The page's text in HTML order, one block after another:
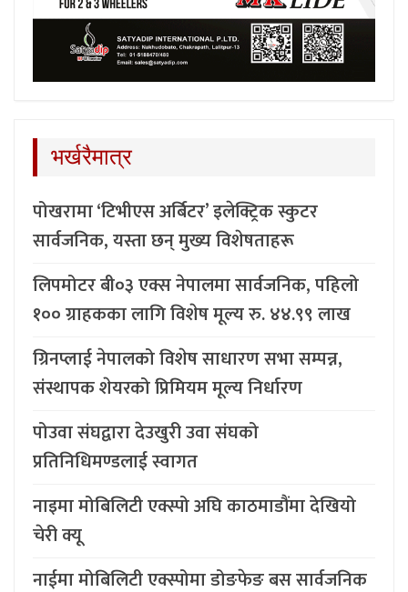
भर्खरैमात्र
पोखरामा ‘टिभीएस अर्बिटर’ इलेक्ट्रिक स्कुटर
सार्वजनिक, यस्ता छन् मुख्य विशेषताहरू
लिपमोटर बी०३ एक्स नेपालमा सार्वजनिक, पहिलो
१०० ग्राहकका लागि विशेष मूल्य रु. ४४.९९ लाख
ग्रिनप्लाई नेपालको विशेष साधारण सभा सम्पन्न,
संस्थापक शेयरको प्रिमियम मूल्य निर्धारण
पोउवा संघद्वारा देउखुरी उवा संघको
प्रतिनिधिमण्डलाई स्वागत
नाइमा मोबिलिटी एक्स्पो अघि काठमाडौंमा देखियो
चेरी क्यू
नाईमा मोबिलिटी एक्स्पोमा डोङफेङ बस सार्वजनिक